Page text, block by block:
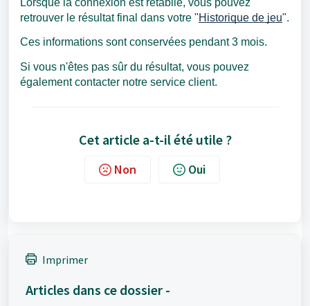
Lorsque la connexion est rétablie, vous pouvez
retrouver le résultat final dans votre "Historique de jeu".
Ces informations sont conservées pendant 3 mois.
Si vous n'êtes pas sûr du résultat, vous pouvez
également contacter notre service client.
Cet article a-t-il été utile ?
Non Oui
Imprimer
Articles dans ce dossier -